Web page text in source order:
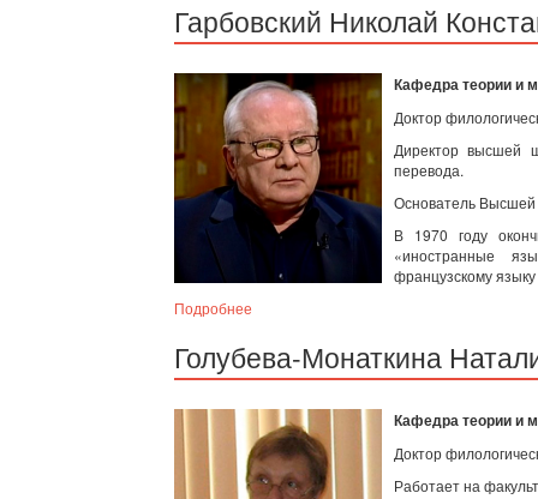
Гарбовский Николай
Кафедра теории и
Доктор
Директор высшей
перевода.
Основатель
В 1970 году
«иностранные
французскому
Подробнее
Голубева-Монаткина
Кафедра теории и
Доктор
Работает на